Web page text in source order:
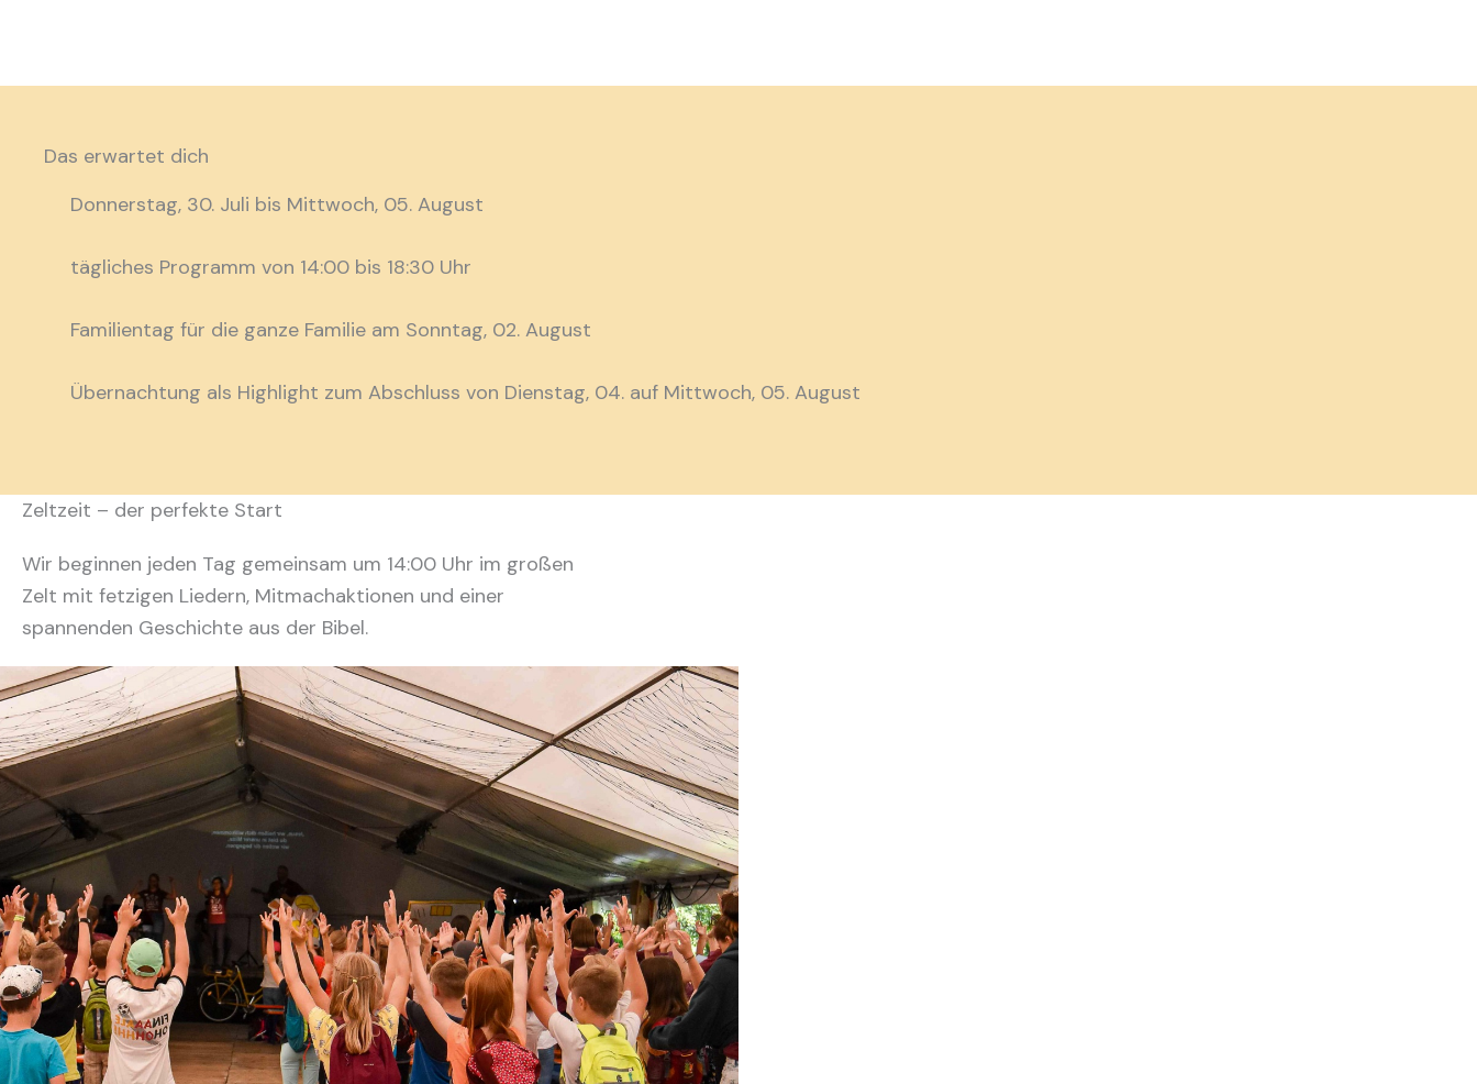
Das erwartet dich
Donnerstag, 30. Juli bis Mittwoch, 05. August
tägliches Programm von 14:00 bis 18:30 Uhr
Familientag für die ganze Familie am Sonntag, 02. August
Übernachtung als Highlight zum Abschluss von Dienstag, 04. auf Mittwoch, 05. August
Zeltzeit – der perfekte Start
Wir beginnen jeden Tag gemeinsam um 14:00 Uhr im großen
Zelt mit fetzigen Liedern, Mitmachaktionen und einer
spannenden Geschichte aus der Bibel.